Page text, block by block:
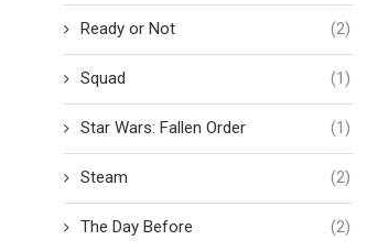
Ready or Not (2)
Squad (1)
Star Wars: Fallen Order (1)
Steam (2)
The Day Before (2)